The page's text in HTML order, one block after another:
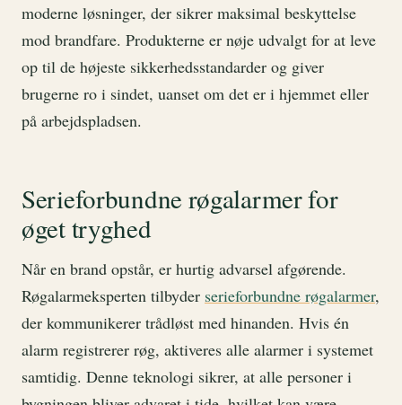
moderne løsninger, der sikrer maksimal beskyttelse
mod brandfare. Produkterne er nøje udvalgt for at leve
op til de højeste sikkerhedsstandarder og giver
brugerne ro i sindet, uanset om det er i hjemmet eller
på arbejdspladsen.
Serieforbundne røgalarmer for
øget tryghed
Når en brand opstår, er hurtig advarsel afgørende.
Røgalarmeksperten tilbyder serieforbundne røgalarmer,
der kommunikerer trådløst med hinanden. Hvis én
alarm registrerer røg, aktiveres alle alarmer i systemet
samtidig. Denne teknologi sikrer, at alle personer i